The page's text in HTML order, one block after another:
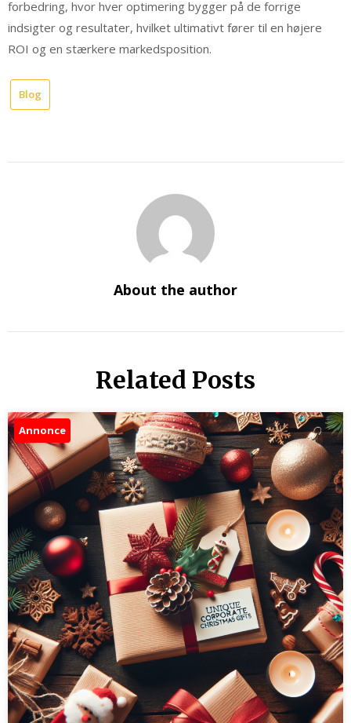
forbedring, hvor hver optimering bygger på de forrige
indsigter og resultater, hvilket ultimativt fører til en højere
ROI og en stærkere markedsposition.
Blog
About the author
Related Posts
Annonce